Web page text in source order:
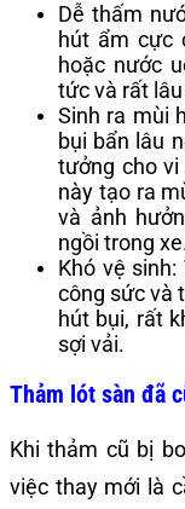
Dễ thấm
hút ẩm cực
hoặc nước
tức và rất
Sinh ra mùi
bụi bẩn lâu
tưởng cho
này tạo ra
và ảnh
ngồi trong
Khó vệ
công sức và
hút bụi, rất
sợi vải.
Thảm lót sàn đã
Khi thảm cũ bị
việc thay mới là